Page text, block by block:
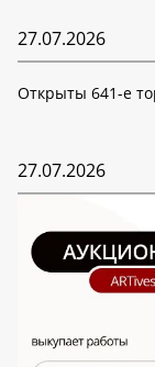
27.07.2026
Открыты 641-е
27.07.2026